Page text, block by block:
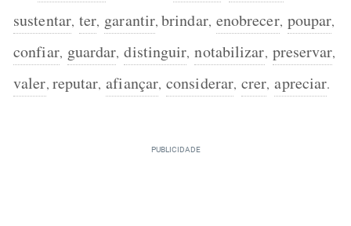
sustentar, ter, garantir,brindar, enobrecer, poupar,
confiar, guardar, distinguir, notabilizar, preservar,
valer, reputar, afiançar, considerar, crer, apreciar.